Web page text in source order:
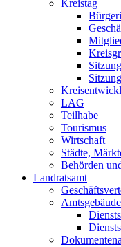
Kreistag
LAG
Teilhabe
Tourismus
Wirtschaft
Städte,
Behörden
Landratsamt
Amtsgebäude